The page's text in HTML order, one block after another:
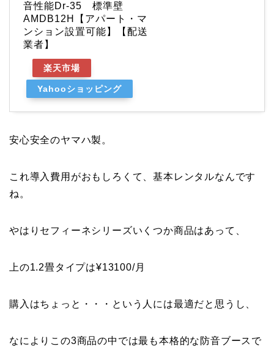
音性能Dr-35 標準壁
AMDB12H【アパート・マ
ンション設置可能】【配送
業者】
楽天市場
Yahooショッピング
安心安全のヤマハ製。
これ導入費用がおもしろくて、基本レンタルなんです
ね。
やはりセフィーネシリーズいくつか商品はあって、
上の1.2畳タイプは¥13100/月
購入はちょっと・・・という人には最適だと思うし、
なによりこの3商品の中では最も本格的な防音ブースで